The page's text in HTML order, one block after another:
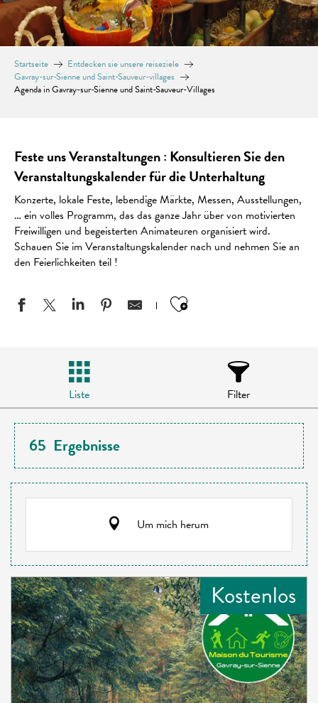
Startseite
Entdecken sie unsere reiseziele
Gavray-sur-Sienne und Saint-Sauveur-villages
Agenda in Gavray-sur-Sienne und Saint-Sauveur-Villages
Feste uns Veranstaltungen : Konsultieren Sie den
Veranstaltungskalender für die Unterhaltung
Konzerte, lokale Feste, lebendige Märkte, Messen, Ausstellungen,
… ein volles Programm, das das ganze Jahr über von motivierten
Freiwilligen und begeisterten Animateuren organisiert wird.
Schauen Sie im Veranstaltungskalender nach und nehmen Sie an
den Feierlichkeiten teil !
Ajouter aux
Liste Filter
65 Ergebnisse
Um mich herum
Kostenlos